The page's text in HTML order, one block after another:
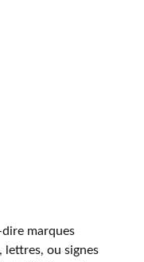
dire marques
lettres, ou signes